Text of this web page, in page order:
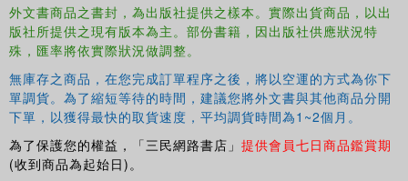
外文書商品之書封，為出版社提供之樣本。實際出貨商品，以出
版社所提供之現有版本為主。部份書籍，因出版社供應狀況特
殊，匯率將依實際狀況做調整。
無庫存之商品，在您完成訂單程序之後，將以空運的方式為你下
單調貨。為了縮短等待的時間，建議您將外文書與其他商品分開
下單，以獲得最快的取貨速度，平均調貨時間為1~2個月。
為了保護您的權益，「三民網路書店」 提供會員七日商品鑑賞期
(收到商品為起始日)。